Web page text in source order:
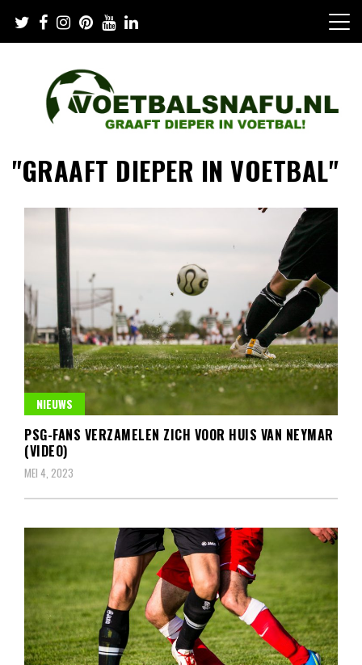
content
"GRAAFT DIEPER IN VOETBAL"
NIEUWS
PSG-FANS VERZAMELEN ZICH VOOR HUIS VAN NEYMAR
(VIDEO)
MEI 4, 2023